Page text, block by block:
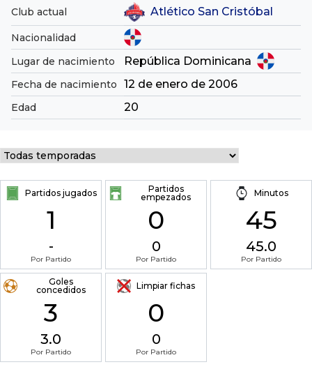
Club actual Atlético San Cristóbal
Nacionalidad
Lugar de nacimiento
República Dominicana
Fecha de nacimiento 12 de enero de 2006
Edad 20
Partidos jugados
1
-
Por Partido
Partidos
empezados
0
0
Por Partido
Minutos
45
45.0
Por Partido
Goles
concedidos
3
3.0
Por Partido
Limpiar fichas
0
0
Por Partido